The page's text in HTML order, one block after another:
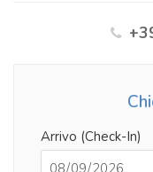
Arrivo (Check-In)